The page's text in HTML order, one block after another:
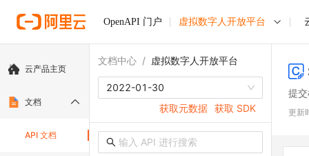
OpenAPI 门户 虚拟数字人开放平台
云产品主页
文档
API 文档
文档中心 / 虚拟数字人开放平台
2022-01-30
获取元数据 获取 SDK
提
更新